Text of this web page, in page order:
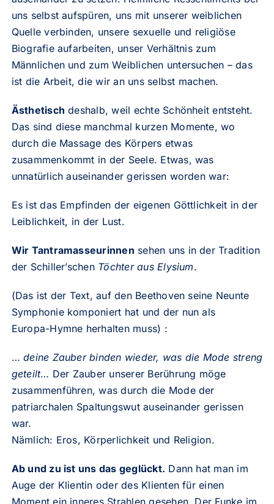
uns selbst aufspüren, uns mit unserer weiblichen
Quelle verbinden, unsere sexuelle und religiöse
Biografie aufarbeiten, unser Verhältnis zum
Männlichen und zum Weiblichen untersuchen – das
ist die Arbeit, die wir an uns selbst machen.
Ästhetisch deshalb, weil echte Schönheit entsteht.
Das sind diese manchmal kurzen Momente, wo
durch die Massage des Körpers etwas
zusammenkommt in der Seele. Etwas, was
unnatürlich auseinander gerissen worden war:
Es ist das Empfinden der eigenen Göttlichkeit in der
Leiblichkeit, in der Lust.
Wir Tantramasseurinnen sehen uns in der Tradition
der Schiller’schen Töchter aus Elysium.
(Das ist der Text, auf den Beethoven seine Neunte
Symphonie komponiert hat und der nun als
Europa-Hymne herhalten muss) :
…deine Zauber binden wieder, was die Mode streng
geteilt… Der Zauber unserer Berührung möge
zusammenführen, was durch die Mode der
patriarchalen Spaltungswut auseinander gerissen
war.
Nämlich: Eros, Körperlichkeit und Religion.
Ab und zu ist uns das geglückt. Dann hat man im
Auge der Klientin oder des Klienten für einen
Moment ein inneres Strahlen gesehen. Der Funke im